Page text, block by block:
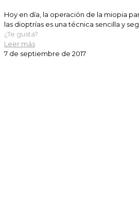
Hoy en día, la operación de la miopia
las dioptrías es una técnica sencilla y
¿Te gusta?
Leer más
7 de septiembre de 2017